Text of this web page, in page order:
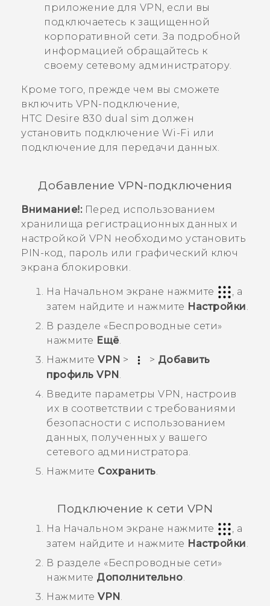
приложение для VPN, если вы
подключаетесь к защищенной
корпоративной сети. За подробной
информацией обращайтесь к
своему сетевому администратору.
Кроме того, прежде чем вы сможете
включить VPN-подключение,
HTC Desire 830 dual sim должен
установить подключение Wi-Fi или
подключение для передачи данных.
Добавление VPN-подключения
Внимание!:Перед использованием
хранилища регистрационных данных и
настройкой VPN необходимо установить
PIN-код, пароль или графический ключ
экрана блокировки.
На Начальном экране нажмите
, а
затем найдите и нажмите Настройки.
В разделе «Беспроводные сети»
нажмите Ещё.
Нажмите VPN > > Добавить
профиль VPN.
Введите параметры VPN, настроив
их в соответствии с требованиями
безопасности с использованием
данных, полученных у вашего
сетевого администратора.
Нажмите Сохранить.
Подключение к сети VPN
На Начальном экране нажмите
, а
затем найдите и нажмите Настройки
В разделе «Беспроводные сети»
нажмите Дополнительно
Нажмите VPN